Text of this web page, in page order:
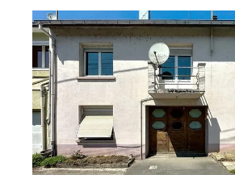
ST MAURICE COLOMBIER 25
127 m2, 4 pièces
Ref : 33156
Maison à vendre
39 000 €
Visiter le site dédié